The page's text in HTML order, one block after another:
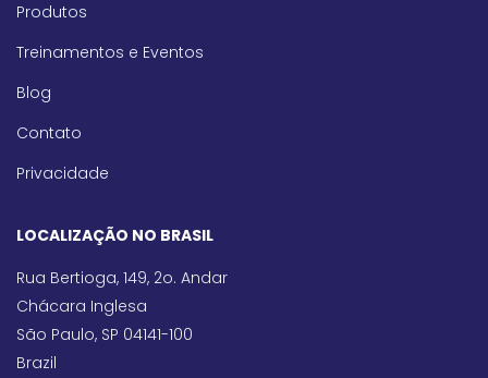
Produtos
Treinamentos e Eventos
Blog
Contato
Privacidade
LOCALIZAÇÃO NO BRASIL
Rua Bertioga, 149, 2o. Andar
Chácara Inglesa
São Paulo, SP 04141-100
Brazil